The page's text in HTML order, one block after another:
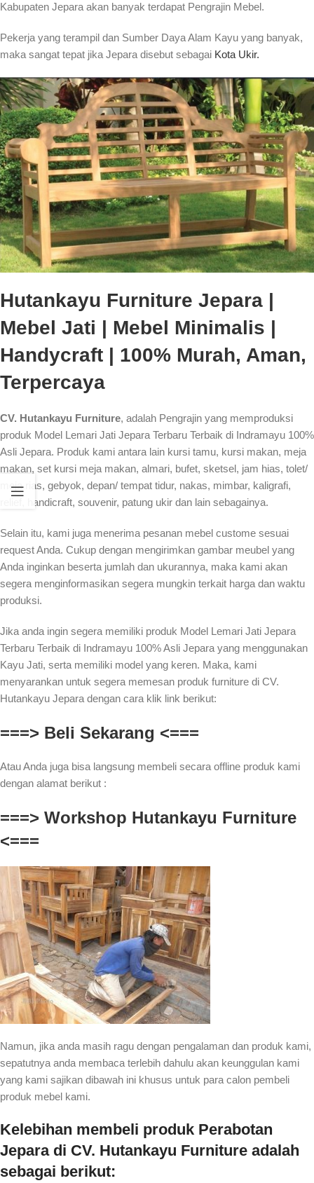
Kabupaten Jepara akan banyak terdapat Pengrajin Mebel.
Pekerja yang terampil dan Sumber Daya Alam Kayu yang banyak,
maka sangat tepat jika Jepara disebut sebagai Kota Ukir.
Hutankayu Furniture Jepara |
Mebel Jati | Mebel Minimalis |
Handycraft | 100% Murah, Aman,
Terpercaya
CV. Hutankayu Furniture, adalah Pengrajin yang memproduksi
produk Model Lemari Jati Jepara Terbaru Terbaik di Indramayu 100%
Asli Jepara. Produk kami antara lain kursi tamu, kursi makan, meja
makan, set kursi meja makan, almari, bufet, sketsel, jam hias, tolet/
meja rias, gebyok, depan/ tempat tidur, nakas, mimbar, kaligrafi,
relief, handicraft, souvenir, patung ukir dan lain sebagainya.
Selain itu, kami juga menerima pesanan mebel custome sesuai
request Anda. Cukup dengan mengirimkan gambar meubel yang
Anda inginkan beserta jumlah dan ukurannya, maka kami akan
segera menginformasikan segera mungkin terkait harga dan waktu
produksi.
Jika anda ingin segera memiliki produk Model Lemari Jati Jepara
Terbaru Terbaik di Indramayu 100% Asli Jepara yang menggunakan
Kayu Jati, serta memiliki model yang keren. Maka, kami
menyarankan untuk segera memesan produk furniture di CV.
Hutankayu Jepara dengan cara klik link berikut:
===> Beli Sekarang <===
Atau Anda juga bisa langsung membeli secara offline produk kami
dengan alamat berikut :
===> Workshop Hutankayu Furniture
<===
Namun, jika anda masih ragu dengan pengalaman dan produk kami,
sepatutnya anda membaca terlebih dahulu akan keunggulan kami
yang kami sajikan dibawah ini khusus untuk para calon pembeli
produk mebel kami.
Kelebihan membeli produk Perabotan
Jepara di CV. Hutankayu Furniture adalah
sebagai berikut: